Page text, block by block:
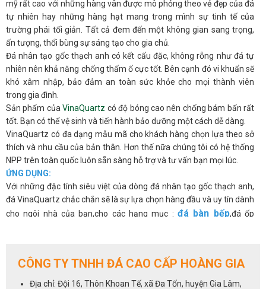
mỹ rất cao với những hàng vân được mô phỏng theo vẻ đẹp của đá
tự nhiên hay những hàng hạt mang trong mình sự tinh tế của
trường phái tối giản. Tất cả đem đến một không gian sang trọng,
ấn tượng, thổi bùng sự sáng tạo cho gia chủ.
Đá nhân tạo gốc thạch anh có kết cấu đặc, không rỗng như đá tự
nhiên nên khả năng chống thấm ố cực tốt. Bên cạnh đó vi khuẩn sẽ
khó xâm nhập, bảo đảm an toàn sức khỏe cho mọi thành viên
trong gia đình.
Sản phẩm củaVinaQuartz có độ bóng cao nên chống bám bẩn rất
tốt. Bạn có thể vệ sinh và tiến hành bảo dưỡng một cách dễ dàng.
VinaQuartz có đa dạng mẫu mã cho khách hàng chọn lựa theo sở
thích và nhu cầu của bản thân. Hơn thế nữa chúng tôi có hệ thống
NPP trên toàn quốc luôn sẵn sàng hỗ trợ và tư vấn bạn mọi lúc.
ỨNG DỤNG:
Với những đặc tính siêu việt của dòng đá nhân tạo gốc thạch anh,
đá VinaQuartz chắc chắn sẽ là sự lựa chọn hàng đầu và uy tín dành
cho ngôi nhà của bạn,cho các hạng mục : đá bàn bếp,đá ốp
ĐẢM BẢO AN TOÀN CHO BẠN
Chúng tôi biết khách hàng của bạn đặt sức khỏe và sự an toàn của
gia đình lên hàng đầu. Đó là lý do tại sao Vinaquartz tạo ra các bề
CÔNG TY TNHH ĐÁ CAO CẤP HOÀNG GIA
Địa chỉ: Đội 16, Thôn Khoan Tế, xã Đa Tốn, huyện Gia Lâm,